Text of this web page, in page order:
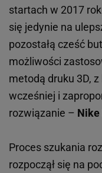
startach w 2017
się jedynie na
pozostałą cześć
możliwości
metodą druku 3D,
wcześniej i
rozwiązanie –
Proces szukania
rozpoczął się na